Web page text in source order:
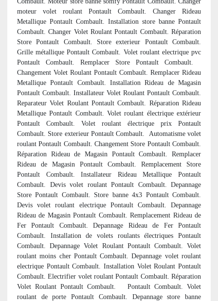
moteur volet roulant Pontault Combault. Changer Rideau
Metallique Pontault Combault. Installation store banne Pontault
Combault. Changer Volet Roulant Pontault Combault. Réparation
Store Pontault Combault. Store exterieur Pontault Combault.
Grille métallique Pontault Combault. Volet roulant electrique pvc
Pontault Combault. Remplacer Store Pontault Combault.
Changement Volet Roulant Pontault Combault. Remplacer Rideau
Metallique Pontault Combault. Installation Rideau de Magasin
Pontault Combault. Installateur Volet Roulant Pontault Combault.
Reparateur Volet Roulant Pontault Combault. Réparation Rideau
Metallique Pontault Combault. Volet roulant électrique extérieur
Pontault Combault. Volet roulant électrique prix Pontault
Combault. Store exterieur Pontault Combault. Automatisme volet
roulant Pontault Combault. Changement Store Pontault Combault.
Réparation Rideau de Magasin Pontault Combault. Remplacer
Rideau de Magasin Pontault Combault. Remplacement Store
Pontault Combault. Installateur Rideau Metallique Pontault
Combault. Devis volet roulant Pontault Combault. Depannage
Store Pontault Combault. Store banne 4x3 Pontault Combault.
Devis volet roulant electrique Pontault Combault. Depannage
Rideau de Magasin Pontault Combault. Remplacement Rideau de
Fer Pontault Combault. Depannage Rideau de Fer Pontault
Combault. Installation de volets roulants électriques Pontault
Combault. Depannage Volet Roulant Pontault Combault. Volet
roulant moins cher Pontault Combault. Depannage volet roulant
electrique Pontault Combault. Installation Volet Roulant Pontault
Combault. Electrifier volet roulant Pontault Combault. Réparation
Volet Roulant Pontault Combault.
Pontault Combault. Volet
roulant de porte Pontault Combault. Depannage store banne